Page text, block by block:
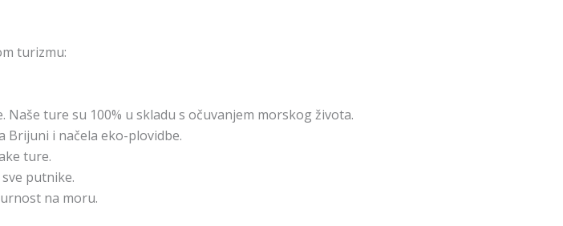
turizmu:
ture su 100% u skladu s očuvanjem morskog života.
Brijuni i načela eko-plovidbe.
ture.
putnike.
na moru.